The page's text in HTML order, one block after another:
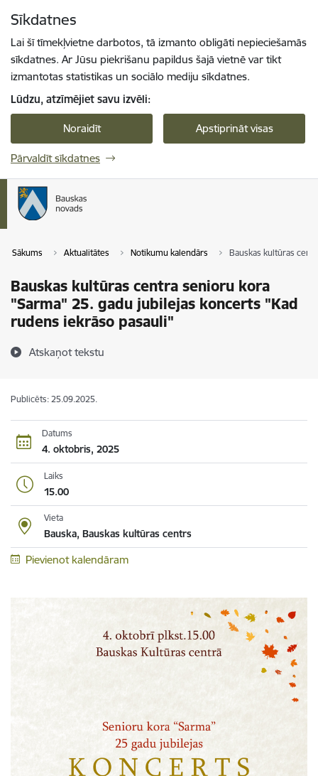
Sīkdatnes
Lai šī tīmekļvietne darbotos, tā izmanto obligāti nepieciešamās
sīkdatnes. Ar Jūsu piekrišanu papildus šajā vietnē var tikt
izmantotas statistikas un sociālo mediju sīkdatnes.
Lūdzu, atzīmējiet savu izvēli:
Noraidīt Apstiprināt visas
Pārvaldīt sīkdatnes
Sākums Aktualitātes Notikumu kalendārs Bauskas kultūras
Bauskas kultūras centra senioru kora
"Sarma" 25. gadu jubilejas koncerts "Kad
rudens iekrāso pasauli"
Atskaņot tekstu
Publicēts: 25.09.2025.
Datums
4. oktobris, 2025
Laiks
15.00
Vieta
Bauska, Bauskas kultūras centrs
Pievienot kalendāram